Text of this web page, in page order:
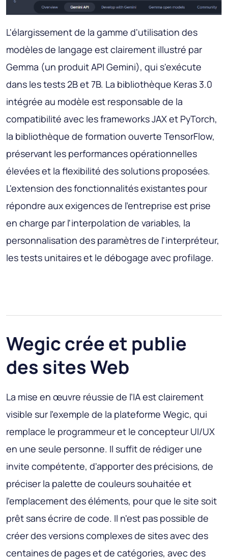
L'élargissement de la gamme d'utilisation des
modèles de langage est clairement illustré par
Gemma (un produit API Gemini), qui s'exécute
dans les tests 2B et 7B. La bibliothèque Keras 3.0
intégrée au modèle est responsable de la
compatibilité avec les frameworks JAX et PyTorch,
la bibliothèque de formation ouverte TensorFlow,
préservant les performances opérationnelles
élevées et la flexibilité des solutions proposées.
L'extension des fonctionnalités existantes pour
répondre aux exigences de l'entreprise est prise
en charge par l'interpolation de variables, la
personnalisation des paramètres de l'interpréteur,
les tests unitaires et le débogage avec profilage.
Wegic crée et publie
des sites Web
La mise en œuvre réussie de l’IA est clairement
visible sur l’exemple de la plateforme Wegic, qui
remplace le programmeur et le concepteur UI/UX
en une seule personne. Il suffit de rédiger une
invite compétente, d'apporter des précisions, de
préciser la palette de couleurs souhaitée et
l'emplacement des éléments, pour que le site soit
prêt sans écrire de code. Il n'est pas possible de
créer des versions complexes de sites avec des
centaines de pages et de catégories, avec des